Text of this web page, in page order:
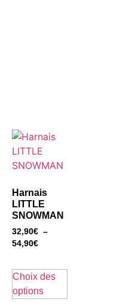
Harnais
LITTLE
SNOWMAN
32,90€ –
54,90€
Choix des
options